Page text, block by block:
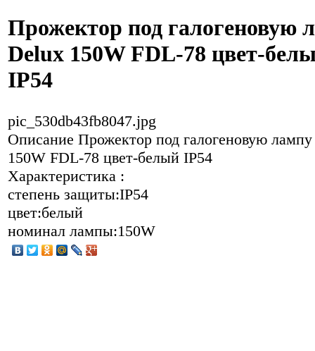
Прожектор под галогеновую
Delux 150W FDL-78 цвет-
IP54
pic_530db43fb8047.jpg
Описание Прожектор под галогеновую
150W FDL-78 цвет-белый IP54
Характеристика :
степень защиты:IP54
цвет:белый
номинал лампы:150W